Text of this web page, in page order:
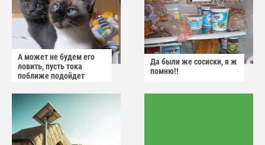
А может не будем его
ловить, пусть тока
поближе подойдет
Да были же сосиски, я ж
помню!!